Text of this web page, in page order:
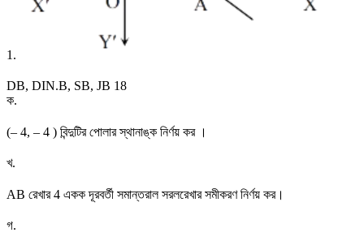
1.
DB, DIN.B, SB, JB 18
ক.
(– 4, – 4 ) বিন্দুটির পোলার স্থানাঙ্ক নির্ণয় কর ।
খ.
AB রেখার 4 একক দূরবর্তী সমান্তরাল সরলরেখার সমীকরণ নির্ণয় কর।
গ.